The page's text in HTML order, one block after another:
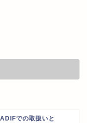
での取扱いと